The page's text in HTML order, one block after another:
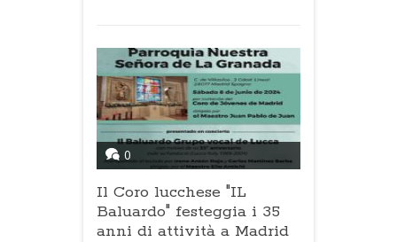
0
Il Coro lucchese "IL
Baluardo" festeggia i 35
anni di attività a Madrid